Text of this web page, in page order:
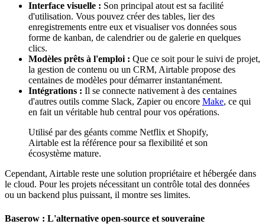
Interface visuelle : Son principal atout est sa facilité
d'utilisation. Vous pouvez créer des tables, lier des
enregistrements entre eux et visualiser vos données sous
forme de kanban, de calendrier ou de galerie en quelques
clics.
Modèles prêts à l'emploi : Que ce soit pour le suivi de projet,
la gestion de contenu ou un CRM, Airtable propose des
centaines de modèles pour démarrer instantanément.
Intégrations : Il se connecte nativement à des centaines
d'autres outils comme Slack, Zapier ou encore Make, ce qui
en fait un véritable hub central pour vos opérations.
Utilisé par des géants comme Netflix et Shopify,
Airtable est la référence pour sa flexibilité et son
écosystème mature.
Cependant, Airtable reste une solution propriétaire et hébergée dans
le cloud. Pour les projets nécessitant un contrôle total des données
ou un backend plus puissant, il montre ses limites.
Baserow : L'alternative open-source et souveraine